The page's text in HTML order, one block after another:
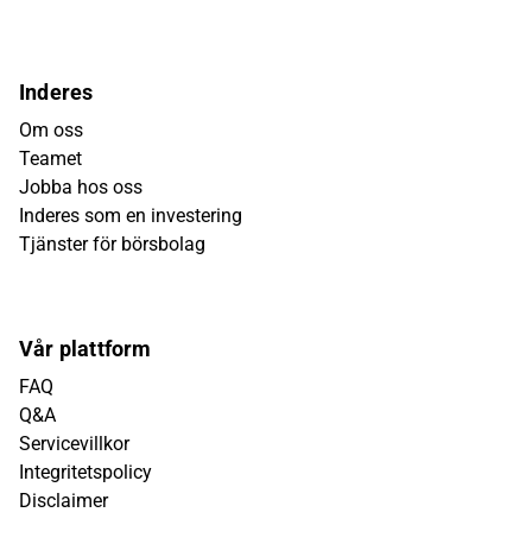
Inderes
Om oss
Teamet
Jobba hos oss
Inderes som en investering
Tjänster för börsbolag
Vår plattform
FAQ
Q&A
Servicevillkor
Integritetspolicy
Disclaimer